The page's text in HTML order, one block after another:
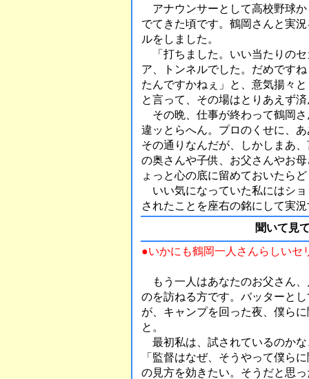
アナウンサーとして高校野球
でてきた頃です。鶴岡さんと実
ルをしました。
「打ちました。いい当たりの
ア、トンネルでした。だめです
たんですかねぇ」と、意気揚々
と言って、その場はとりあえず
その晩、仕事が終わって鶴岡
違ッとらへん。プロのくせに、
その通りなんだが、しかしまあ
の奥さんや子供、お父さんやお
ょっと心の底に留めておいたら
いい気になっていた私にはシ
されたことを座右の銘にして実
聞いて見
●いかにも鶴岡一人さんらしいセ
もう一人はあなたのお父さん
のを訪ねる方です。バッターと
が、キャンプを回った夜、僕ら
と。
最初私は、試されているのか
「監督はなぜ、そうやって僕ら
の見方を効きたい。そうだと思